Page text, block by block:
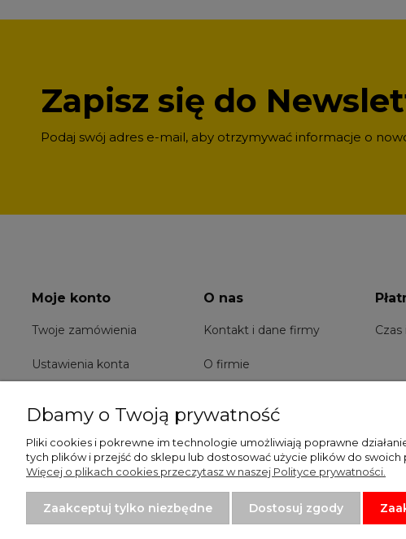
Zapisz się do
Podaj swój adres e-mail, aby otrzymywać informacje o
Moje konto
Twoje zamówienia
Ustawienia konta
O nas
Kontakt i dane firmy
O firmie
Dbamy o Twoją prywatność
Pliki cookies i pokrewne im technologie umożliwiają poprawne
tych plików i przejść do sklepu lub dostosować użycie plików do
Więcej o plikach cookies przeczytasz w naszej Polityce prywatności.
Zaakceptuj tylko niezbędne Dostosuj zgody